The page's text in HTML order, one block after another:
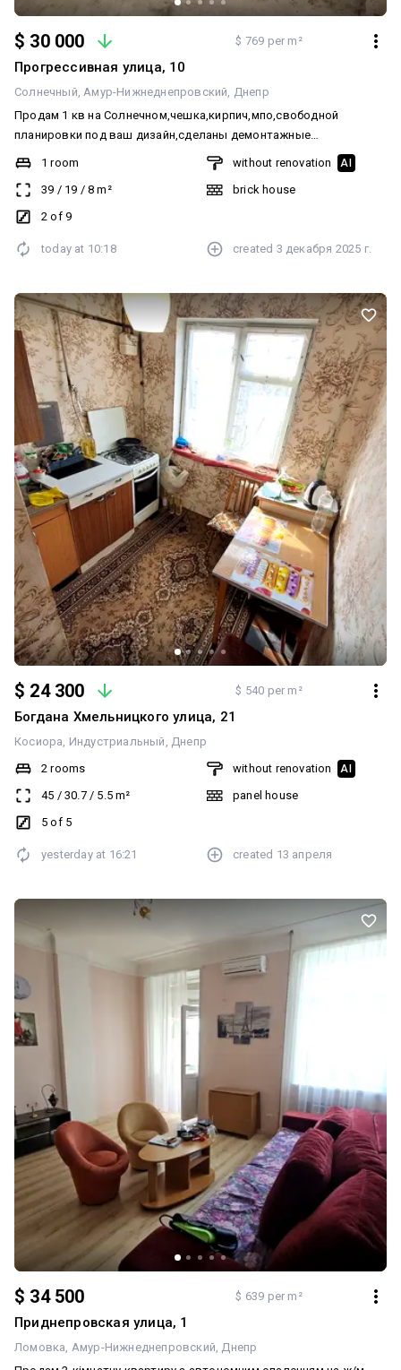
$ 30 000 $ 769 per m²
Прогрессивная улица, 10
Солнечный Амур-Нижнеднепровский Днепр
Продам 1 кв на Солнечном,чешка,кирпич,мпо,свободной
планировки под ваш дизайн,сделаны демонтажные
работы,ОСББ,рядом набережная,до центра 5 минут,спокойный
1 room
39 / 19 / 8 m²
2 of 9
without renovation AI
brick house
today at 10:18 created 3 декабря 2025 г.
$ 24 300 $ 540 per m²
Богдана Хмельницкого улица, 21
Косиора Индустриальный Днепр
2 rooms
45 / 30.7/ 5.5m²
5 of 5
without renovation AI
panel house
yesterday at 16:21 created 13 апреля
$ 34 500 $ 639 per m²
Приднепровская улица, 1
Ломовка Амур-Нижнеднепровский Днепр